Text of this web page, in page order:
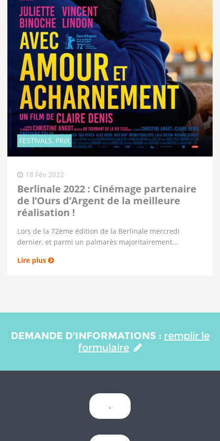
FESTIVALS, PRIX
18 Fév 2022
Berlinale 2022 : Cinémage partenaire
de l’Ours d’Argent de la meilleure
réalisation !
Lors de la 72ème édition de la Berlinale mercredi
dernier, et parmi un palmarès majoritairement...
Lire plus
DEMANDE D'INFORMATIONS : remplir le
formulaire
.